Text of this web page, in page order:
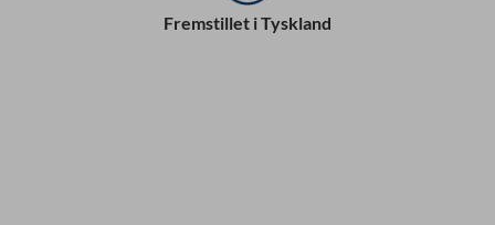
Fremstillet i Tyskland